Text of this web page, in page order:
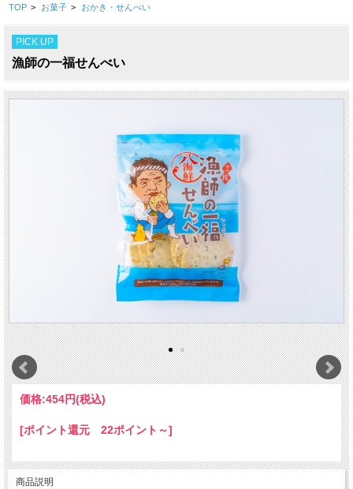
TOP > お菓子 > おかき・せんべい
PICK UP
漁師の一福せんべい
価格:454円(税込)
[ポイント還元 22ポイント～]
商品説明